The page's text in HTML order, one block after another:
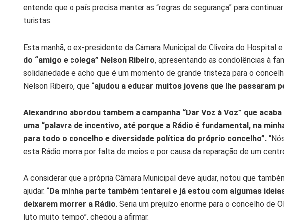
entende que o país precisa manter as “regras de segurança” para
turistas.
Esta manhã, o ex-presidente da Câmara Municipal de Oliveira do Hospital
do “amigo e colega” Nelson Ribeiro, apresentando as condolências à
solidariedade e acho que é um momento de grande tristeza para o
Nelson Ribeiro, que “ajudou a educar muitos jovens que lhe passaram
Alexandrino abordou também a campanha “Dar Voz à Voz” que
uma “palavra de incentivo, até porque a Rádio é fundamental, na
para todo o concelho e diversidade política do próprio concelho”.
esta Rádio morra por falta de meios e por causa da reparação de um
A considerar que a própria Câmara Municipal deve ajudar, notou que
ajudar. “Da minha parte também tentarei e já estou com algumas
deixarem morrer a Rádio. Seria um prejuízo enorme para o concelho de
luto muito tempo”, chegou a afirmar.